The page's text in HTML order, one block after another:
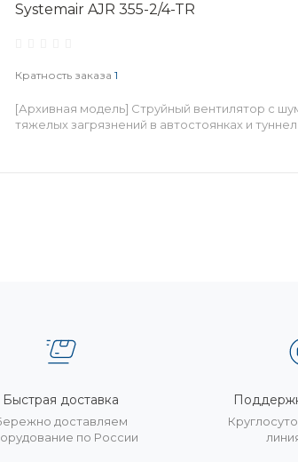
Systemair AJR 355-2/4-TR
Кратность заказа 1
[Архивная модель] Струйный вентилятор с
тяжелых загрязнений в автостоянках и
Быстрая доставка
доставляем
по России